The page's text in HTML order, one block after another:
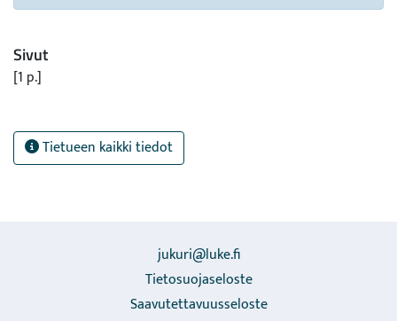
Sivut
[1 p.]
Tietueen kaikki tiedot
jukuri@luke.fi
Tietosuojaseloste
Saavutettavuusseloste